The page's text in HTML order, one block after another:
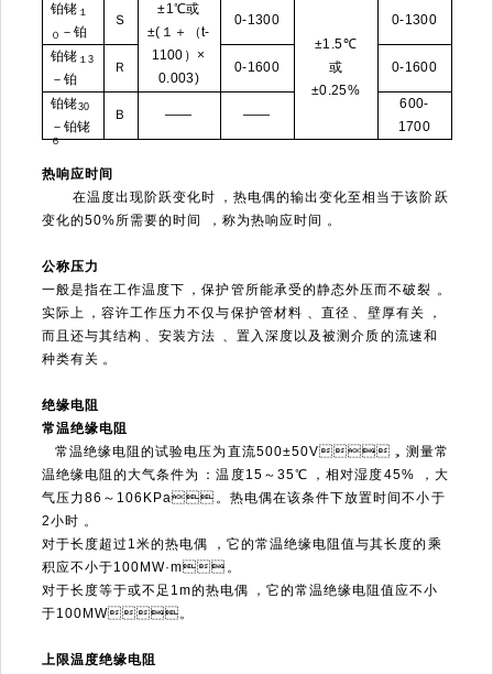
铂铑 １
０ －铂
Ｓ
±1℃或
±(１＋（t-
1100）×
0.003)
0-1300
±1.5℃
或
±0.25%
0-1300
铂铑 １3
－铂
Ｒ 0-1600 0-1600
铂铑30
－铂铑
６
Ｂ —— ——
600-
1700
热响应时间
在温度出现阶跃变化时，热电偶的输出变化至相当于该阶跃
变化的50%所需要的时间，称为热响应时间。
公称压力
一般是指在工作温度下，保护管所能承受的静态外压而不破裂。
实际上，容许工作压力不仅与保护管材料、直径、壁厚有关，
而且还与其结构、安装方法、置入深度以及被测介质的流速和
种类有关。
绝缘电阻
常温绝缘电阻
常温绝缘电阻的试验电压为直流500±50V，测量常
温绝缘电阻的大气条件为：温度15～35℃，相对湿度45%，大
气压力86～106KPa。热电偶在该条件下放置时间不小于
2小时。
对于长度超过1米的热电偶，它的常温绝缘电阻值与其长度的乘
积应不小于100MW·m。
对于长度等于或不足1m的热电偶，它的常温绝缘电阻值应不小
于100MW。
上限温度绝缘电阻